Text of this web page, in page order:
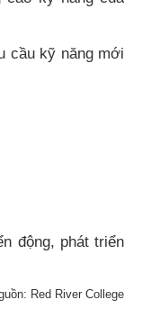
cầu kỹ năng mới
động, phát triển
Red River College